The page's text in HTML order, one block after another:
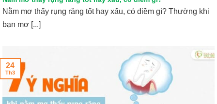
Nằm mơ thấy rụng răng tốt hay xấu, có điềm gì? Thường khi
bạn mơ [...]
24
Th3